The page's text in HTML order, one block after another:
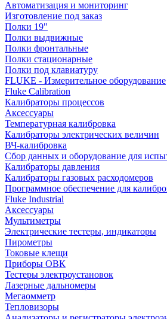
Автоматизация и мониторинг
Изготовление под заказ
Полки 19"
Полки выдвижные
Полки фронтальные
Полки стационарные
Полки под клавиатуру
FLUKE - Измерительное оборудование
Fluke Calibration
Калибраторы процессов
Аксессуары
Температурная калибровка
Калибраторы электрических величин
ВЧ-калибровка
Сбор данных и оборудование для
Калибраторы давления
Калибраторы газовых расходомеров
Программное обеспечение для
Fluke Industrial
Аксессуары
Мультиметры
Электрические тестеры, индикаторы
Пирометры
Токовые клещи
Приборы ОВК
Тестеры электроустановок
Лазерные дальномеры
Мегаомметр
Тепловизоры